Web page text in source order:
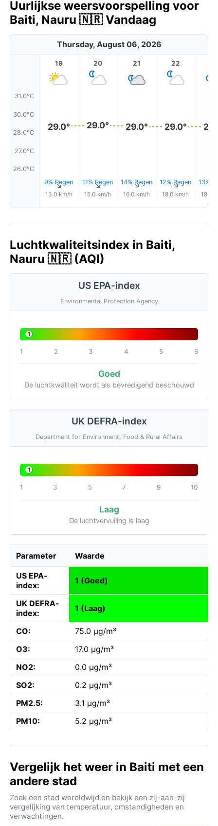
Uurlijkse weersvoorspelling voor
Baiti, Nauru 🇳🇷 Vandaag
Thursday, August 06, 2026
31.0°C
30.0°C
28.0°C
27.0°C
26.0°C
19
29.0°
9% Regen
↑
13.0 km/h
20
29.0°
11% Regen
↑
15.0 km/h
21
29.0°
14% Regen
↑
16.0 km/h
22
29.0°
12% Regen
↑
18.0 km/h
13%
18.0
Luchtkwaliteitsindex in Baiti,
Nauru 🇳🇷 (AQI)
US EPA-index
Environmental Protection Agency
1
1 2 3 4 5 6
Goed
De luchtkwaliteit wordt als bevredigend beschouwd
UK DEFRA-index
Department for Environment, Food & Rural Affairs
1
1 3 5 7 9 10
Laag
De luchtvervuiling is laag
Parameter Waarde
US EPA-
index:
1 (Goed)
UK DEFRA-
index:
1 (Laag)
CO:
75.0 µg/m³
O3:
17.0 µg/m³
NO2:
0.0 µg/m³
SO2:
0.2 µg/m³
PM2.5:
3.1 µg/m³
PM10:
5.2 µg/m³
Vergelijk het weer in Baiti met een
andere stad
Zoek een stad wereldwijd en bekijk een zij-aan-zij
vergelijking van temperatuur, omstandigheden en
verwachtingen.